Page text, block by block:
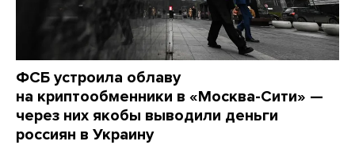
ФСБ устроила облаву
на криптообменники в «Москва-Сити» —
через них якобы выводили деньги
россиян в Украину